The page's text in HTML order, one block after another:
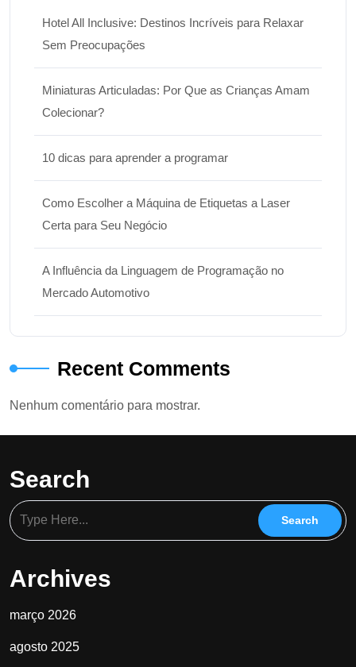
Hotel All Inclusive: Destinos Incríveis para Relaxar
Sem Preocupações
Miniaturas Articuladas: Por Que as Crianças Amam
Colecionar?
10 dicas para aprender a programar
Como Escolher a Máquina de Etiquetas a Laser
Certa para Seu Negócio
A Influência da Linguagem de Programação no
Mercado Automotivo
Recent Comments
Nenhum comentário para mostrar.
Search
Archives
março 2026
agosto 2025